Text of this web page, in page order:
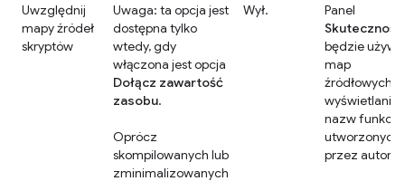
Uwzględnij
mapy źródeł
skryptów
Uwaga: ta opcja jest
dostępna tylko
wtedy, gdy
włączona jest opcja
Dołącz zawartość
zasobu.
Oprócz
skompilowanych lub
zminimalizowanych
Wył.
Panel
Skuteczność
będzie
map
źródłowych
wyświetlania
nazw funkcji
utworzonych
przez autora.